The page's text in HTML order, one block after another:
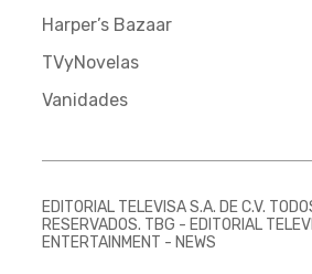
Harper’s Bazaar
TVyNovelas
Vanidades
EDITORIAL TELEVISA S.A. DE C.V.
RESERVADOS. TBG - EDITORIAL
ENTERTAINMENT - NEWS